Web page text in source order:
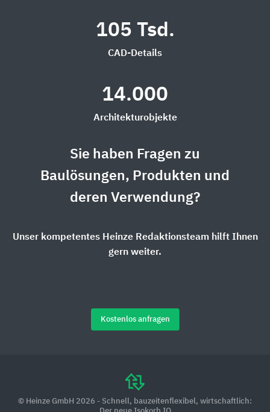
105 Tsd.
CAD-Details
14.000
Architekturobjekte
Sie haben Fragen zu
Baulösungen, Produkten und
deren Verwendung?
Unser kompetentes Heinze Redaktionsteam hilft Ihnen
gern weiter.
Kostenlos anfragen
© Heinze GmbH 2026 - Schnell, bauzeitenflexibel, wirtschaftlich: